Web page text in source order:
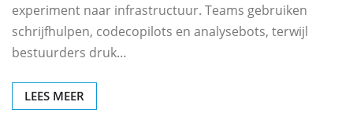
experiment naar infrastructuur. Teams gebruiken
schrijfhulpen, codecopilots en analysebots, terwijl
bestuurders druk…
LEES MEER